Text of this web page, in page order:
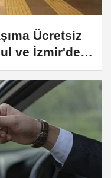
Ücretsiz
ve İzmir'de